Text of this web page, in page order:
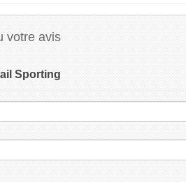
votre avis
Sporting